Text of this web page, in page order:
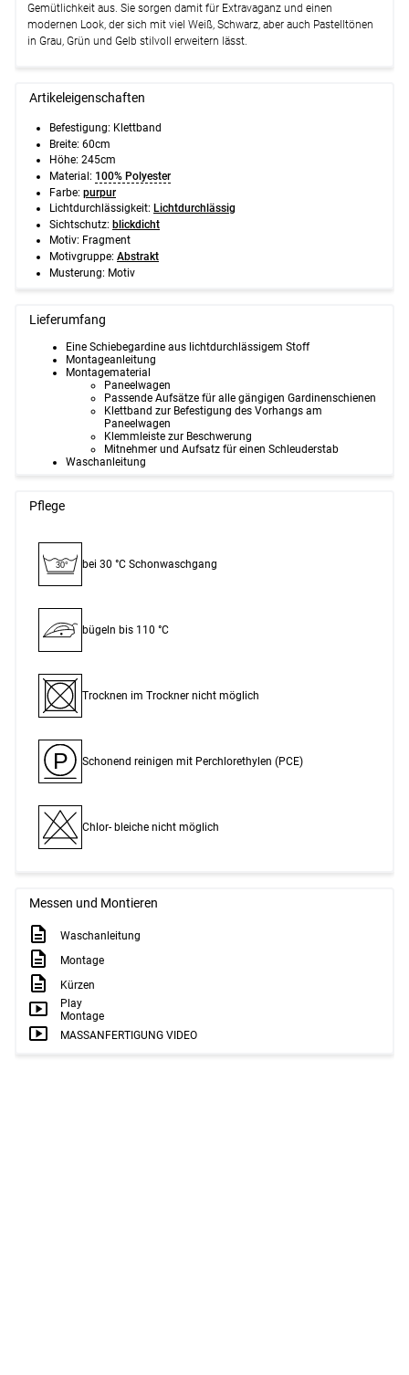
Gemütlichkeit aus. Sie sorgen damit für Extravaganz und einen
modernen Look, der sich mit viel Weiß, Schwarz, aber auch Pastelltönen
in Grau, Grün und Gelb stilvoll erweitern lässt.
Artikeleigenschaften
Befestigung: Klettband
Breite: 60cm
Höhe: 245cm
Material: 100% Polyester
Farbe: purpur
Lichtdurchlässigkeit: Lichtdurchlässig
Sichtschutz: blickdicht
Motiv: Fragment
Motivgruppe: Abstrakt
Musterung: Motiv
Lieferumfang
Eine Schiebegardine aus lichtdurchlässigem Stoff
Montageanleitung
Montagematerial
Paneelwagen
Passende Aufsätze für alle gängigen Gardinenschienen
Klettband zur Befestigung des Vorhangs am
Paneelwagen
Klemmleiste zur Beschwerung
Mitnehmer und Aufsatz für einen Schleuderstab
Waschanleitung
Pflege
30° bei 30 °C Schon­waschgang
bügeln bis 110 °C
Trocknen im Trockner nicht möglich
P Schonend reinigen mit Perchlor­ethylen (PCE)
Chlor- bleiche nicht möglich
Messen und Montieren
Waschanleitung
Montage
Kürzen
Play
Montage
MASSANFERTIGUNG VIDEO